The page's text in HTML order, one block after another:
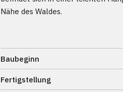
Nähe des Waldes.
Baubeginn
Fertigstellung